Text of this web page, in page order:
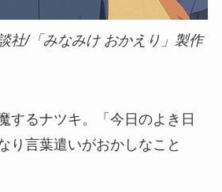
社/「みなみけ おかえり」製作
するナツキ。「今日のよき日
り言葉遣いがおかしなこと